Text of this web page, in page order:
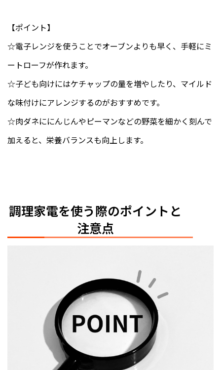
【ポイント】
☆電子レンジを使うことでオーブンよりも早く、手軽にミ
ートローフが作れます。
☆子ども向けにはケチャップの量を増やしたり、マイルド
な味付けにアレンジするのがおすすめです。
☆肉ダネににんじんやピーマンなどの野菜を細かく刻んで
加えると、栄養バランスも向上します。
調理家電を使う際のポイントと
注意点